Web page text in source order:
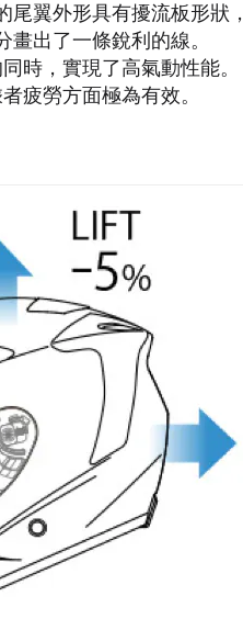
翼外形具有擾流板形狀，
出了一條銳利的線。
時， 實現了高氣動性能。
疲勞方面極為有效。